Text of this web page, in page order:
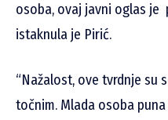
osoba, ovaj javni oglas je
istaknula je Pirić.
“Nažalost, ove tvrdnje su
točnim. Mlada osoba